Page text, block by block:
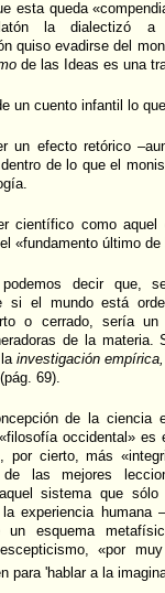
esta queda
la dialectizó
quiso evadirse del
de las Ideas es una
un cuento infantil lo
un efecto retórico
de lo que el
científico como
«fundamento último de
decir que,
si el mundo está
o cerrado, sería un
de la
lainvestigación empírica,
69).
de la ciencia
occidental» es
por cierto, más
las mejores
sistema que
experiencia humana
esquema
«por
para 'hablar a la